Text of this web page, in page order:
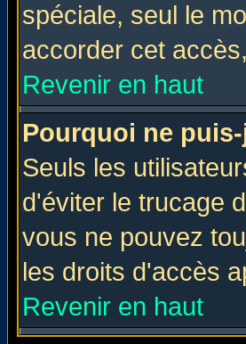
spéciale, seul le
accorder cet
Revenir en haut
Pourquoi ne
Seuls les
d'éviter le trucage
vous ne pouvez
les droits d'accès
Revenir en haut